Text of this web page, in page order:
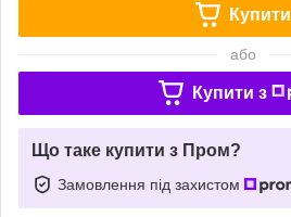
Купити
або
Купити з
Що таке купити з Пром?
Замовлення під захистом